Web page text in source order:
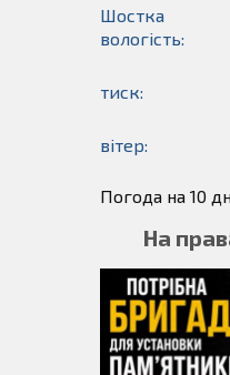
Шостка
вологість:
тиск:
вітер:
Погода на 10
На